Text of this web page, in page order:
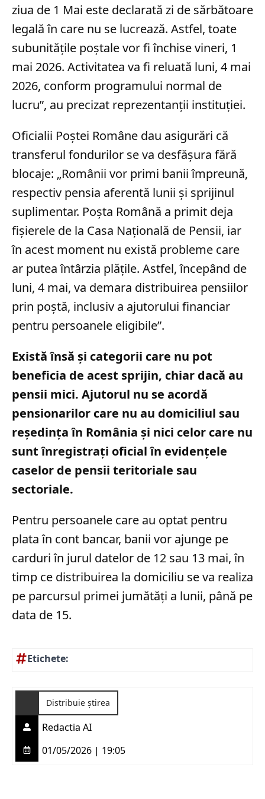
ziua de 1 Mai este declarată zi de sărbătoare
legală în care nu se lucrează. Astfel, toate
subunitățile poștale vor fi închise vineri, 1
mai 2026. Activitatea va fi reluată luni, 4 mai
2026, conform programului normal de
lucru”, au precizat reprezentanții instituției.
Oficialii Poștei Române dau asigurări că
transferul fondurilor se va desfășura fără
blocaje: „Românii vor primi banii împreună,
respectiv pensia aferentă lunii și sprijinul
suplimentar. Poșta Română a primit deja
fișierele de la Casa Națională de Pensii, iar
în acest moment nu există probleme care
ar putea întârzia plățile. Astfel, începând de
luni, 4 mai, va demara distribuirea pensiilor
prin poștă, inclusiv a ajutorului financiar
pentru persoanele eligibile”.
Există însă și categorii care nu pot
beneficia de acest sprijin, chiar dacă au
pensii mici. Ajutorul nu se acordă
pensionarilor care nu au domiciliul sau
reședința în România și nici celor care nu
sunt înregistrați oficial în evidențele
caselor de pensii teritoriale sau
sectoriale.
Pentru persoanele care au optat pentru
plata în cont bancar, banii vor ajunge pe
carduri în jurul datelor de 12 sau 13 mai, în
timp ce distribuirea la domiciliu se va realiza
pe parcursul primei jumătăți a lunii, până pe
data de 15.
Etichete:
Distribuie știrea
Redactia AI
01/05/2026 | 19:05